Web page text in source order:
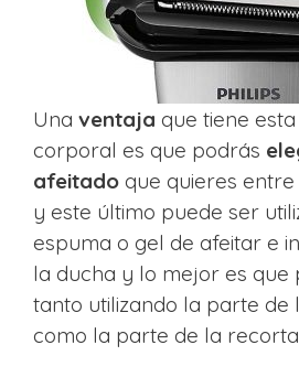
Una ventaja que tiene
corporal es que podrás
afeitado que quieres entre
y este último puede ser
espuma o gel de afeitar e
la ducha y lo mejor es que
tanto utilizando la parte de
como la parte de la